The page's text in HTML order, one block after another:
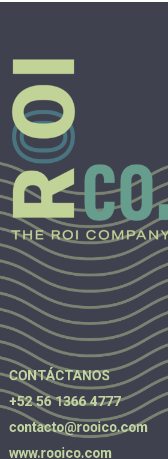
.
.
.
CONTÁCTANOS
+52 56 1366 4777
contacto@rooico.com
www.rooico.com